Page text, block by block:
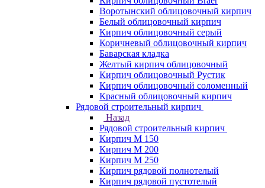
Воротынский облицовочный кирпич
Белый облицовочный кирпич
Кирпич облицовочный серый
Коричневый облицовочный кирпич
Баварская кладка
Желтый кирпич облицовочный
Кирпич облицовочный Рустик
Кирпич облицовочный соломенный
Красный облицовочный кирпич
Рядовой строительный кирпич
Назад
Рядовой строительный кирпич
Кирпич М 150
Кирпич М 200
Кирпич М 250
Кирпич рядовой полнотелый
Кирпич рядовой пустотелый